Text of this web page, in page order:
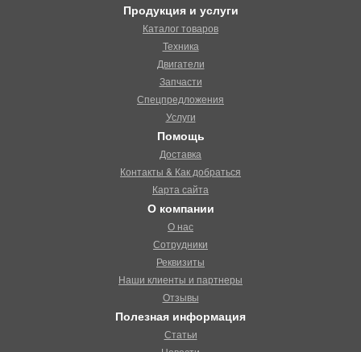
Продукция и услуги
Каталог товаров
Техника
Двигатели
Запчасти
Спецпредложения
Услуги
Помощь
Доставка
Контакты & Как добраться
Карта сайта
О компании
О нас
Сотрудники
Реквизиты
Наши клиенты и партнеры
Отзывы
Полезная информация
Статьи